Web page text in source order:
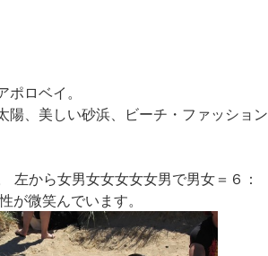
ロベイ。
陽、美しい砂浜、ビーチ・ファッション
左から女男女女女女女男で男女＝６：
が微笑んでいます。